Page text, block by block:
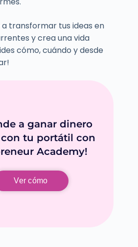
a transformar tus ideas en
y crea una vida
cómo, cuándo y desde
a ganar dinero
tu portátil con
Academy!
Ver cómo